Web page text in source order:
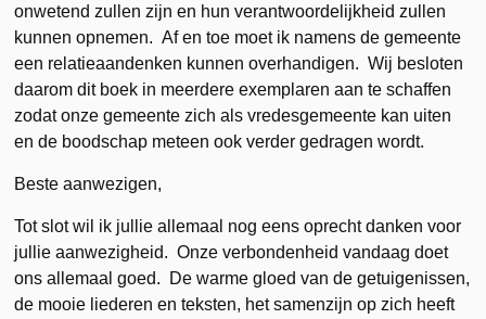
onwetend zullen zijn en hun verantwoordelijkheid zullen
kunnen opnemen. Af en toe moet ik namens de gemeente
een relatieaandenken kunnen overhandigen. Wij besloten
daarom dit boek in meerdere exemplaren aan te schaffen
zodat onze gemeente zich als vredesgemeente kan uiten
en de boodschap meteen ook verder gedragen wordt.
Beste aanwezigen,
Tot slot wil ik jullie allemaal nog eens oprecht danken voor
jullie aanwezigheid. Onze verbondenheid vandaag doet
ons allemaal goed. De warme gloed van de getuigenissen,
de mooie liederen en teksten, het samenzijn op zich heeft